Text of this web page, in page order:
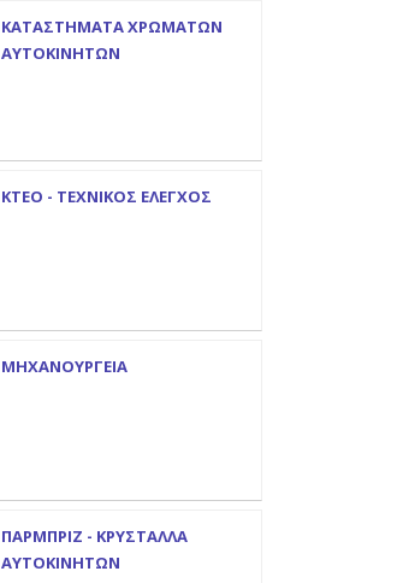
ΚΑΤΑΣΤΗΜΑΤΑ ΧΡΩΜΑΤΩΝ
ΑΥΤΟΚΙΝΗΤΩΝ
ΚΤΕΟ - ΤΕΧΝΙΚΟΣ ΕΛΕΓΧΟΣ
ΜΗΧΑΝΟΥΡΓΕΙΑ
ΠΑΡΜΠΡΙΖ - ΚΡΥΣΤΑΛΛΑ
ΑΥΤΟΚΙΝΗΤΩΝ